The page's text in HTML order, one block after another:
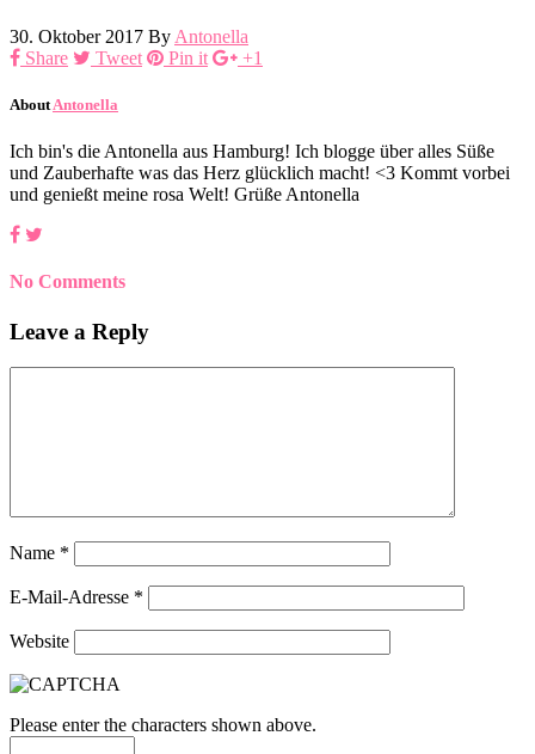
30. Oktober 2017 By Antonella
Share
Tweet Pin it +1
About Antonella
Ich bin's die Antonella aus Hamburg! Ich blogge über alles Süße
und Zauberhafte was das Herz glücklich macht! <3 Kommt vorbei
und genießt meine rosa Welt! Grüße Antonella
No Comments
Leave a Reply
Name *
E-Mail-Adresse *
Website
Please enter the characters shown above.